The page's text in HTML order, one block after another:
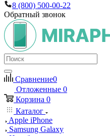
8 (800) 500-00-22
Обратный звонок
Сравнение0
Отложенные 0
Корзина 0
Каталог
Apple iPhone
Samsung Galaxy